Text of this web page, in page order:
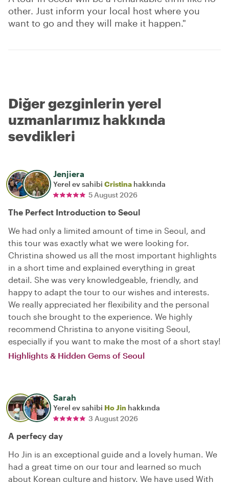
other. Just inform your local host where you
want to go and they will make it happen."
Diğer gezginlerin yerel
uzmanlarımız hakkında
sevdikleri
Jenjiera
Yerel ev sahibi Cristina hakkında
5 August 2026
The Perfect Introduction to Seoul
We had only a limited amount of time in Seoul, and
this tour was exactly what we were looking for.
Christina showed us all the most important highlights
in a short time and explained everything in great
detail. She was very knowledgeable, friendly, and
happy to adapt the tour to our wishes and interests.
We really appreciated her flexibility and the personal
touch she brought to the experience. We highly
recommend Christina to anyone visiting Seoul,
especially if you want to make the most of a short stay!
Highlights & Hidden Gems of Seoul
Sarah
Yerel ev sahibi Ho Jin hakkında
3 August 2026
A perfecy day
Ho Jin is an exceptional guide and a lovely human. We
had a great time on our tour and learned so much
about Korean culture and history. We have used With